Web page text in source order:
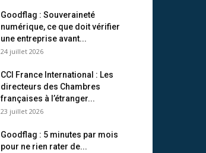
Goodflag : Souveraineté
numérique, ce que doit vérifier
une entreprise avant...
24 juillet 2026
CCI France International : Les
directeurs des Chambres
françaises à l’étranger...
23 juillet 2026
Goodflag : 5 minutes par mois
pour ne rien rater de...